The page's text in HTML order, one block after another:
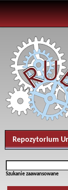
navigation
Repozytorium
Szukanie zaawansowane